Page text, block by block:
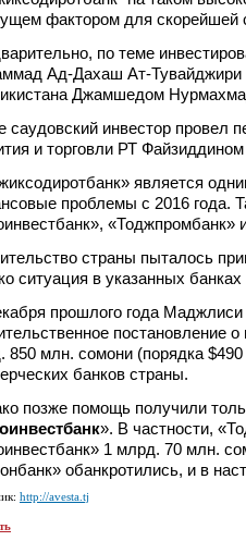
фактором для скорейшей
по теме
Ад-Дахаш Ат-Тувайджири
Джамшедом
саудовский инвестор провел
и торговли РТ
является
проблемы с 2016 года.
«Тоджпромбанк»
страны пыталось
ситуация в указанных
прошлого года
постановление
850 млн. сомони (порядка
банков страны.
позже помощь получили
». В частности,
1 млрд. 70 млн.
обанкротились, и в
http://avesta.tj